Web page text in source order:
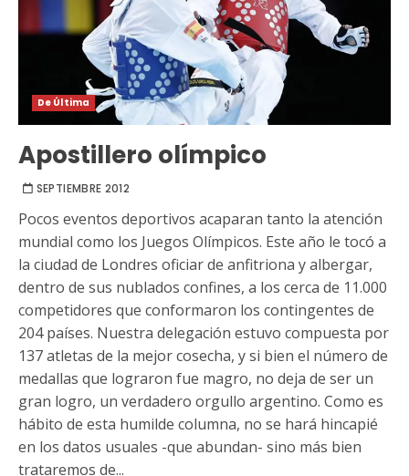
De Última
Apostillero olímpico
SEPTIEMBRE 2012
Pocos eventos deportivos acaparan tanto la atención
mundial como los Juegos Olímpicos. Este año le tocó a
la ciudad de Londres oficiar de anfitriona y albergar,
dentro de sus nublados confines, a los cerca de 11.000
competidores que conformaron los contingentes de
204 países. Nuestra delegación estuvo compuesta por
137 atletas de la mejor cosecha, y si bien el número de
medallas que lograron fue magro, no deja de ser un
gran logro, un verdadero orgullo argentino. Como es
hábito de esta humilde columna, no se hará hincapié
en los datos usuales -que abundan- sino más bien
trataremos de...